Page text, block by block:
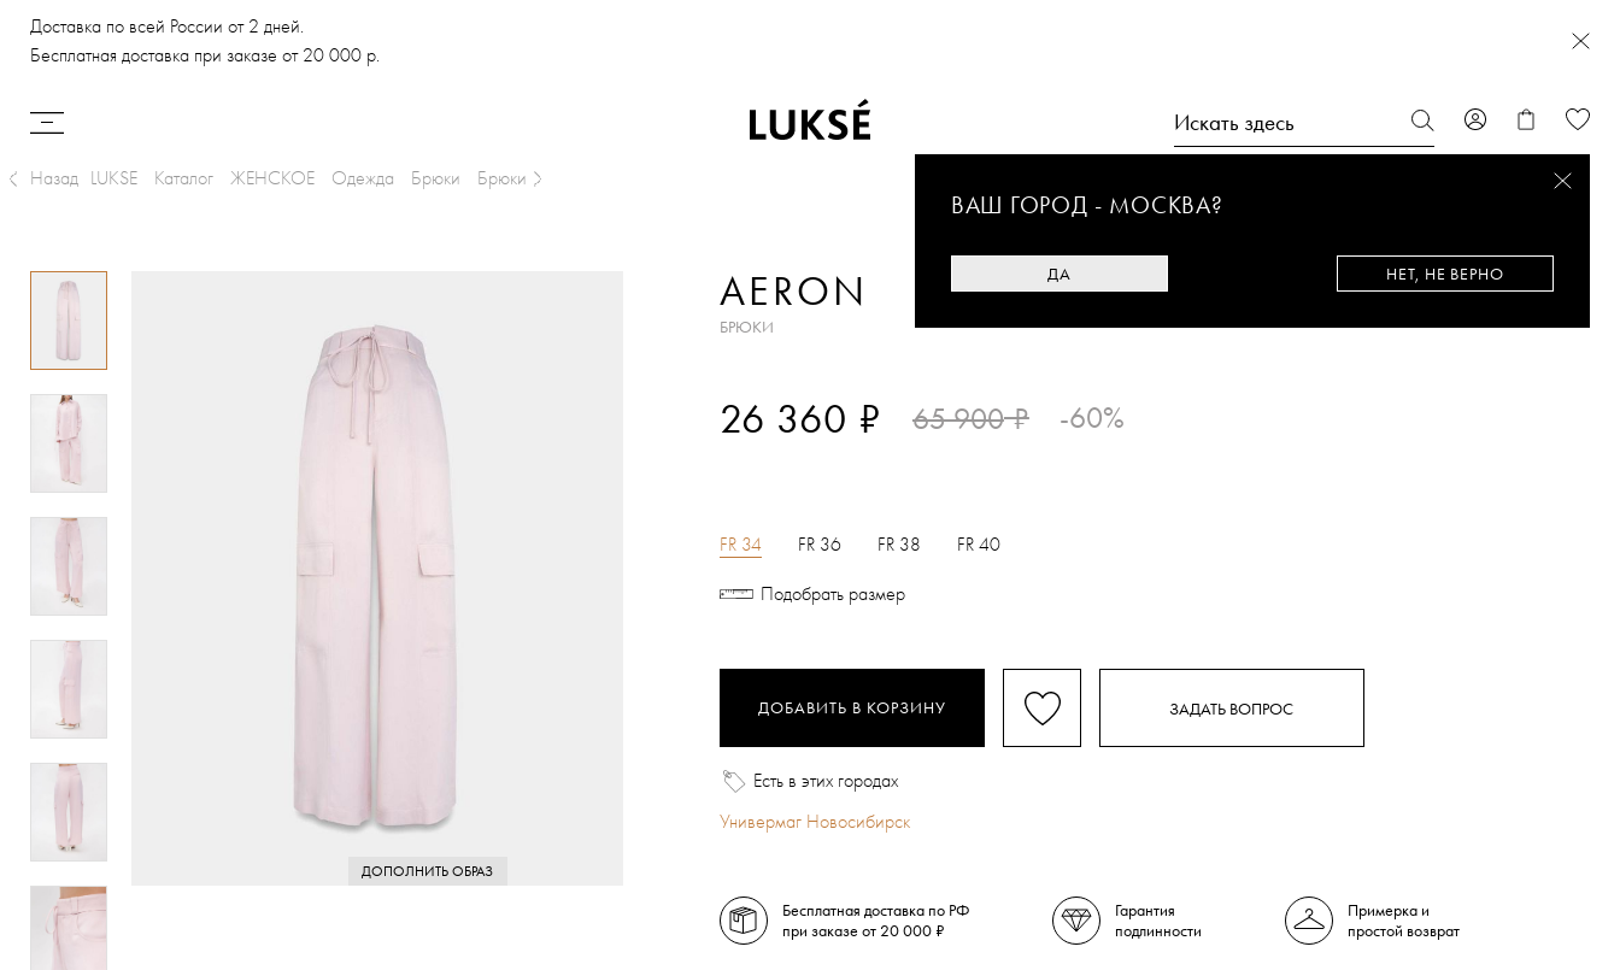
Доставка по всей России от 2 дней.
Бесплатная доставка при заказе от 20 000 р.
ВАШ ГОРОД - МОСКВА?
ДА НЕТ, НЕ ВЕРНО
Назад LUKSE Каталог ЖЕНСКОЕ Одежда Брюки Брюки
ДОПОЛНИТЬ ОБРАЗ
AERON
БРЮКИ
26 360 ₽ 65 900₽ -60%
FR 34 FR 36 FR 38
FR 40
Подобрать размер
ДОБАВИТЬ В КОРЗИНУ ЗАДАТЬ ВОПРОС
Есть в этих городах
Универмаг Новосибирск
Бесплатная доставка по РФ
при заказе от 20 000 ₽
Гарантия
подлинности
Примерка и
простой возврат